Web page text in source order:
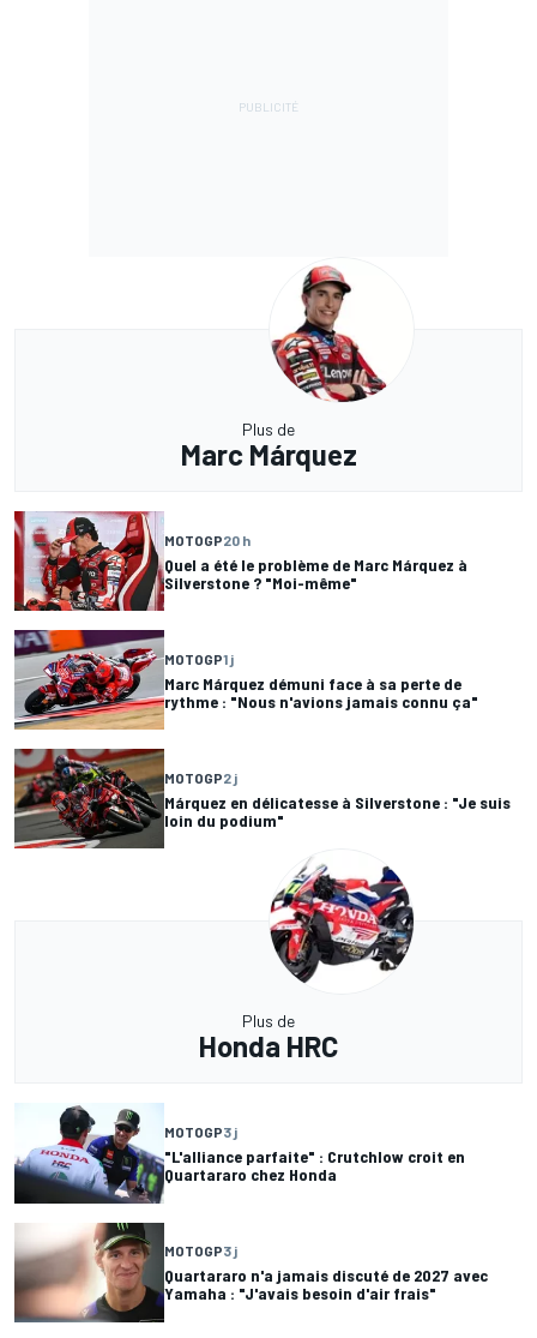
Plus de
Marc Márquez
MOTOGP20 h
Quel a été le problème de Marc Márquez à
Silverstone ? "Moi-même"
MOTOGP1 j
Marc Márquez démuni face à sa perte de
rythme : "Nous n'avions jamais connu ça"
MOTOGP2 j
Márquez en délicatesse à Silverstone : "Je suis
loin du podium"
Plus de
Honda HRC
MOTOGP3 j
"L'alliance parfaite" : Crutchlow croit en
Quartararo chez Honda
MOTOGP3 j
Quartararo n'a jamais discuté de 2027 avec
Yamaha : "J'avais besoin d'air frais"